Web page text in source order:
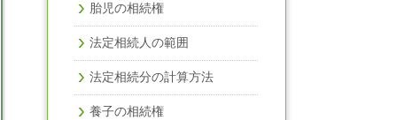
胎児の相続権
法定相続人の範囲
法定相続分の計算方法
養子の相続権